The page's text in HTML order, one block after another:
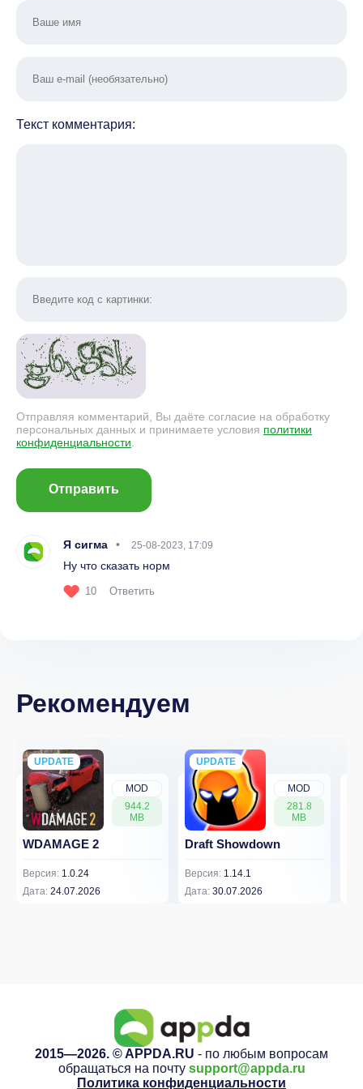
Текст комментария:
Отправляя комментарий, Вы даёте согласие на обработку
персональных данных и принимаете условия политики
конфиденциальности
Отправить
Я сигма 25-08-2023, 17:09
Ну что сказать норм
10 Ответить
Рекомендуем
MOD
944.2
MB
UPDATE
NEW
WDAMAGE 2
Версия: 1.0.24
Дата: 24.07.2026
MOD
281.8
MB
UPDATE
NEW
Draft Showdown
Версия: 1.14.1
Дата: 30.07.2026
2015—2026. © APPDA.RU - по любым вопросам
обращаться на почту support@appda.ru
Политика конфиденциальности